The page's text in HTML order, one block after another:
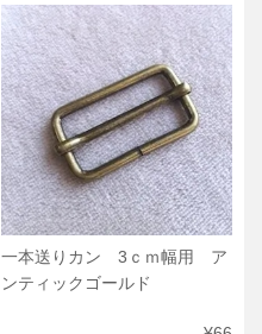
一本送りカン 3ｃｍ幅用 ア
ンティックゴールド